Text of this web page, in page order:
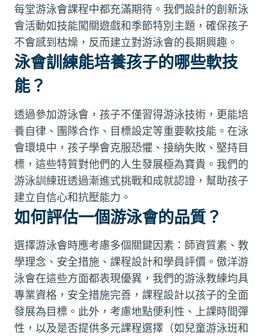
每堂游泳會課程中都充滿期待。我們設計的創新泳
會活動如技能闖關遊戲和季節特別主題，確保孩子
不會感到枯燥，反而建立對游泳會的長期興趣。
泳會訓練能培養孩子的哪些軟技
能？
透過參加游泳會，孩子不僅習得游泳技術，更能培
養自律、團隊合作、目標設定等重要軟技能。在泳
會環境中，孩子學會克服恐懼、接納失敗、堅持目
標，這些特質對他們的人生發展極為寶貴。我們的
游泳訓練班透過漸進式挑戰和成就認證，幫助孩子
建立自信心和抗壓能力。
如何評估一個游泳會的品質？
選擇游泳會時應考慮多個關鍵因素：師資質素、教
學理念、安全措施、課程設計和學員評價。傲洋游
泳會在這些方面都表現優異，我們的游泳教練均具
專業資格，安全措施完善，課程設計以孩子的全面
發展為目標。此外，考慮地點便利性、上課時間彈
性，以及是否提供多元課程選擇（如兒童游泳班和